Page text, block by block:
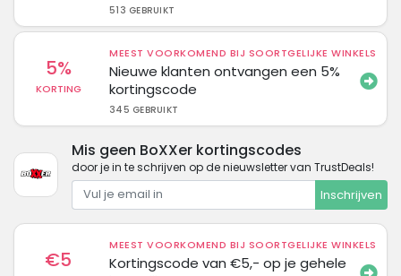
513 GEBRUIKT
5%
KORTING
MEEST VOORKOMEND BIJ SOORTGELIJKE WINKELS
Nieuwe klanten ontvangen een 5%
kortingscode
345 GEBRUIKT
Mis geen BoXXer kortingscodes
door je in te schrijven op de nieuwsletter van TrustDeals!
Inschrijven
€5
MEEST VOORKOMEND BIJ SOORTGELIJKE WINKELS
Kortingscode van €5,- op je gehele